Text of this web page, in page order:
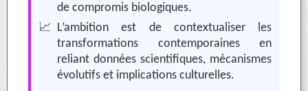
de compromis biologiques.
📈 L’ambition est de contextualiser les
transformations contemporaines en
reliant données scientifiques, mécanismes
évolutifs et implications culturelles.